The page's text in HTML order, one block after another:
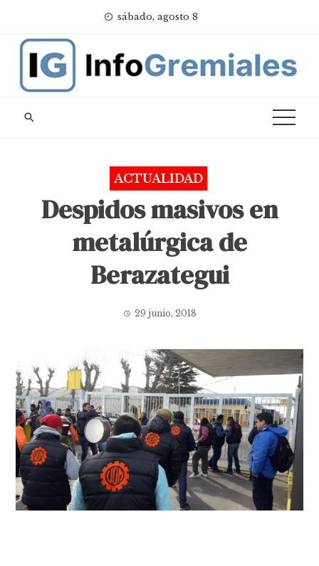
content
sábado, agosto 8
ACTUALIDAD
Despidos masivos en
metalúrgica de
Berazategui
29 junio, 2018